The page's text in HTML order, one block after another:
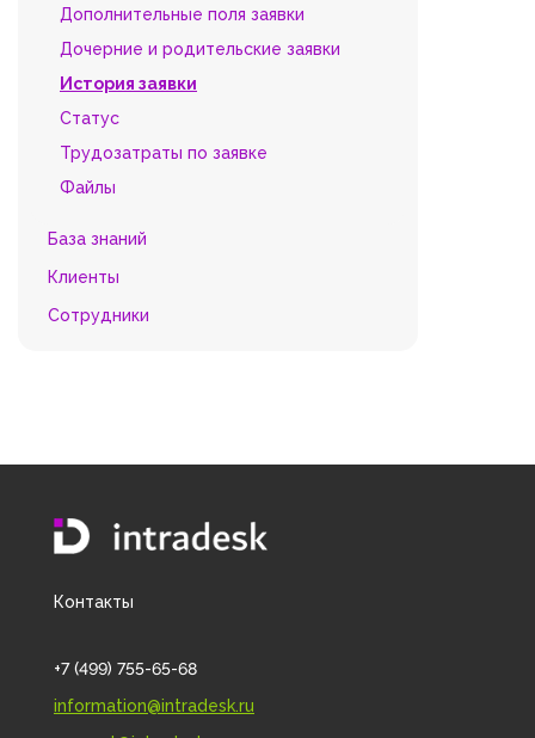
Дополнительные поля заявки
Дочерние и родительские заявки
История заявки
Статус
Трудозатраты по заявке
Файлы
База знаний
Клиенты
Сотрудники
Контакты
+7 (499) 755-65-68
information@intradesk.ru